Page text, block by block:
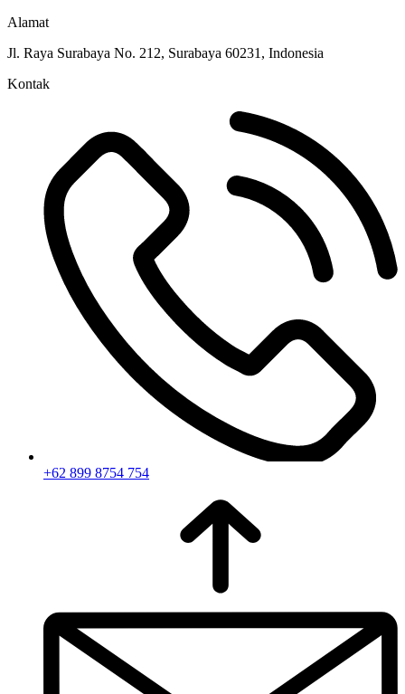
Alamat
Jl. Raya Surabaya No. 212, Surabaya 60231, Indonesia
Kontak
+62 899 8754 754